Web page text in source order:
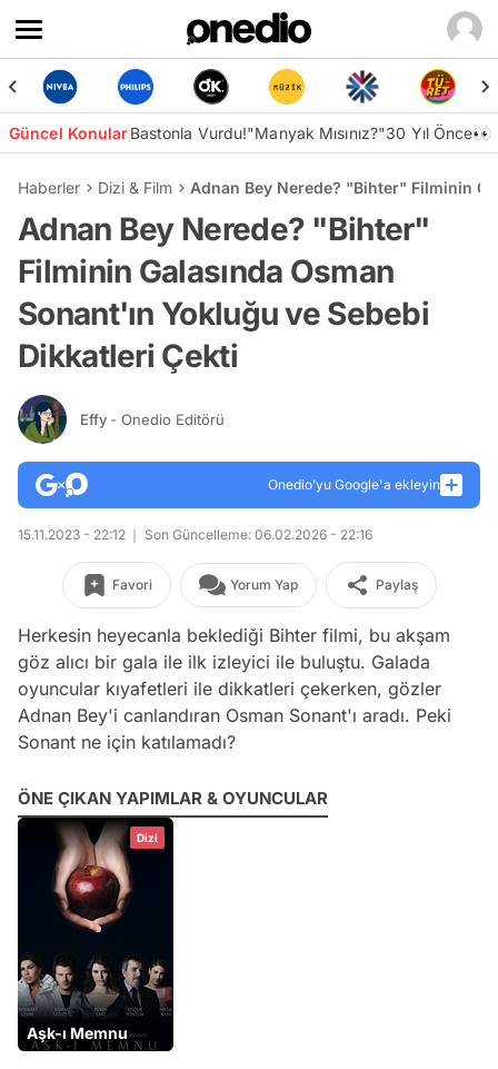
Güncel KonularBastonla Vurdu!"Manyak Mısınız?"30 Yıl Önce👀
Haberler Dizi & Film Adnan Bey Nerede? "Bihter" Filminin
Adnan Bey Nerede? "Bihter"
Filminin Galasında Osman
Sonant'ın Yokluğu ve Sebebi
Dikkatleri Çekti
Effy - Onedio Editörü
Onedio’yu Google'a ekleyin
15.11.2023 - 22:12 Son Güncelleme: 06.02.2026 - 22:16
Favori Yorum Yap Paylaş
Herkesin heyecanla beklediği Bihter filmi, bu akşam
göz alıcı bir gala ile ilk izleyici ile buluştu. Galada
oyuncular kıyafetleri ile dikkatleri çekerken, gözler
Adnan Bey'i canlandıran Osman Sonant'ı aradı. Peki
Sonant ne için katılamadı?
ÖNE ÇIKAN YAPIMLAR & OYUNCULAR
Dizi
Aşk-ı Memnu